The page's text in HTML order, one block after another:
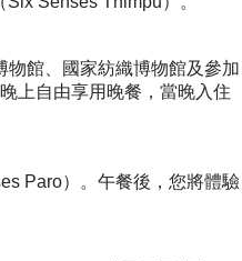
館、國家紡織博物館及參加
上自由享用晚餐，當晚入住
Paro）
。午餐後，您將體驗